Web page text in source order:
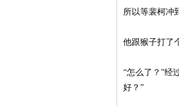
所以等裴柯冲
他跟猴子打了
“怎么了？”经
好？”